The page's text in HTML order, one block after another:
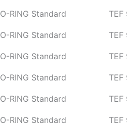
O-RING Standard TEF
O-RING Standard TEF
O-RING Standard TEF
O-RING Standard TEF
O-RING Standard TEF
O-RING Standard TEF